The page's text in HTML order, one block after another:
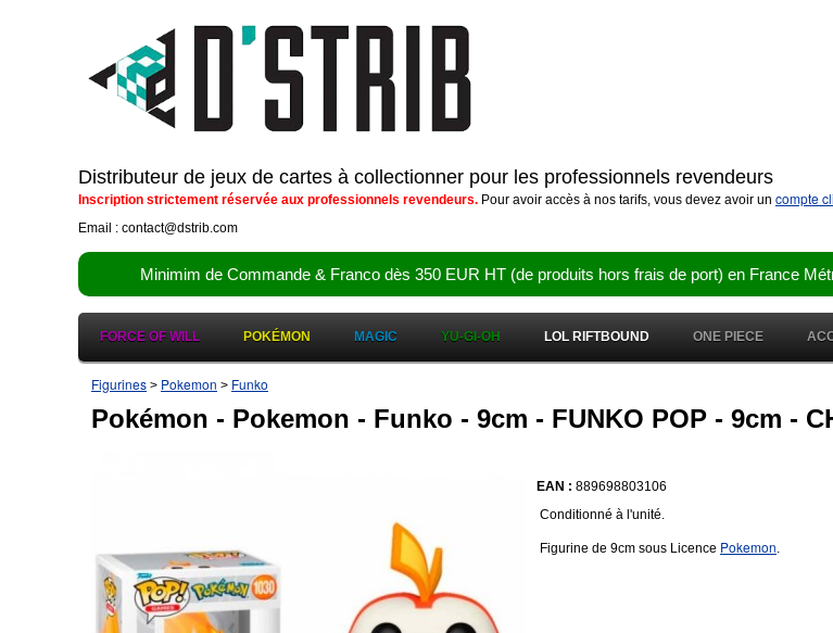
Distributeur de jeux de cartes à collectionner pour les professionnels revendeurs
Inscription strictement réservée aux professionnels revendeurs. Pour avoir accès à nos tarifs, vous devez avoir un compte
Email : contact@dstrib.com
Minimim de Commande & Franco dès 350 EUR HT (de produits hors frais de port) en France
FORCE OF WILL POKÉMON MAGIC YU-GI-OH LOL RIFTBOUND ONE PIECE
Figurines > Pokemon > Funko
Pokémon - Pokemon - Funko - 9cm - FUNKO POP - 9cm -
EAN : 889698803106
Conditionné à l'unité.
Figurine de 9cm sous Licence Pokemon.